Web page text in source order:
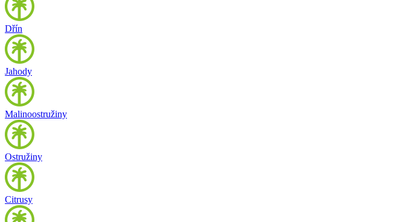
Dřín
Jahody
Malinoostružiny
Ostružiny
Citrusy